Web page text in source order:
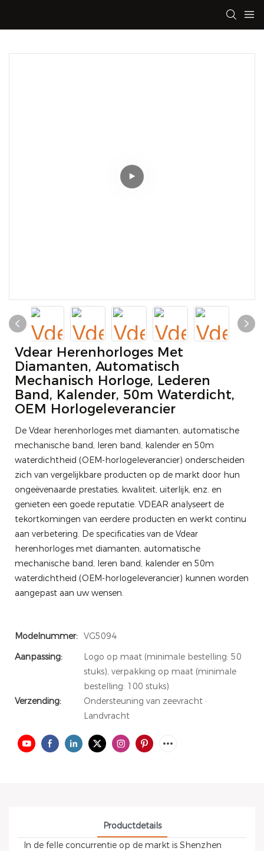
Vdear Herenhorloges Met
Diamanten, Automatisch
Mechanisch Horloge, Lederen
Band, Kalender, 50m Waterdicht,
OEM Horlogeleverancier
De Vdear herenhorloges met diamanten, automatische
mechanische band, leren band, kalender en 50m
waterdichtheid (OEM-horlogeleverancier) onderscheiden
zich van vergelijkbare producten op de markt door hun
ongeëvenaarde prestaties, kwaliteit, uiterlijk, enz. en
genieten een goede reputatie. VDEAR analyseert de
tekortkomingen van eerdere producten en werkt continu
aan verbetering. De specificaties van de Vdear
herenhorloges met diamanten, automatische
mechanische band, leren band, kalender en 50m
waterdichtheid (OEM-horlogeleverancier) kunnen worden
aangepast aan uw wensen.
Modelnummer: VG5094
Aanpassing:
Logo op maat (minimale bestelling: 50
stuks), verpakking op maat (minimale
bestelling: 100 stuks)
Verzending:
Ondersteuning van zeevracht ·
Landvracht
Productdetails
In de felle concurrentie op de markt is Shenzhen